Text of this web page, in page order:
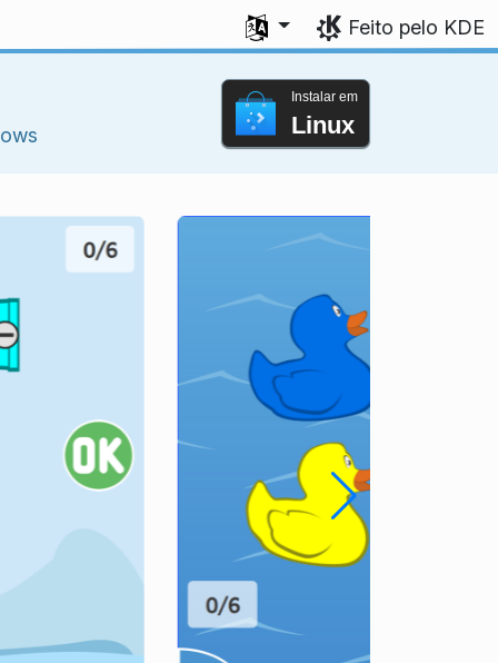
Seleccione a sua língua
Feito pelo KDE
Instalar em
Linux